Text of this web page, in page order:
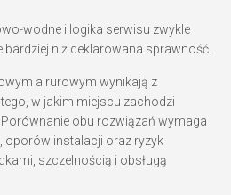
wodne i logika serwisu zwykle
niż deklarowana sprawność.
a rurowym wynikają z
w jakim miejscu zachodzi
obu rozwiązań wymaga
oporów instalacji oraz ryzyk
szczelnością i obsługą